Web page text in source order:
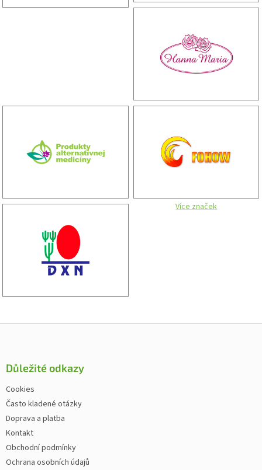
Více značek
Zápatí
Důležité odkazy
Cookies
Často kladené otázky
Doprava a platba
Kontakt
Obchodní podmínky
Ochrana osobních údajů